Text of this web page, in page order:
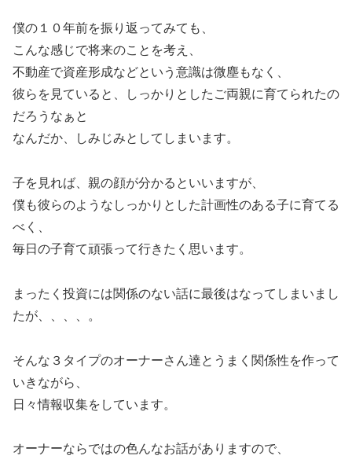
僕の１０年前を振り返ってみても、
こんな感じで将来のことを考え、
不動産で資産形成などという意識は微塵もなく、
彼らを見ていると、しっかりとしたご両親に育てられたの
だろうなぁと
なんだか、しみじみとしてしまいます。
子を見れば、親の顔が分かるといいますが、
僕も彼らのようなしっかりとした計画性のある子に育てる
べく、
毎日の子育て頑張って行きたく思います。
まったく投資には関係のない話に最後はなってしまいまし
たが、、、、。
そんな３タイプのオーナーさん達とうまく関係性を作って
いきながら、
日々情報収集をしています。
オーナーならではの色んなお話がありますので、